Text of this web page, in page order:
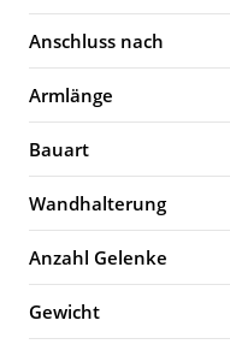
Anschluss nach
Armlänge
Bauart
Wandhalterung
Anzahl Gelenke
Gewicht